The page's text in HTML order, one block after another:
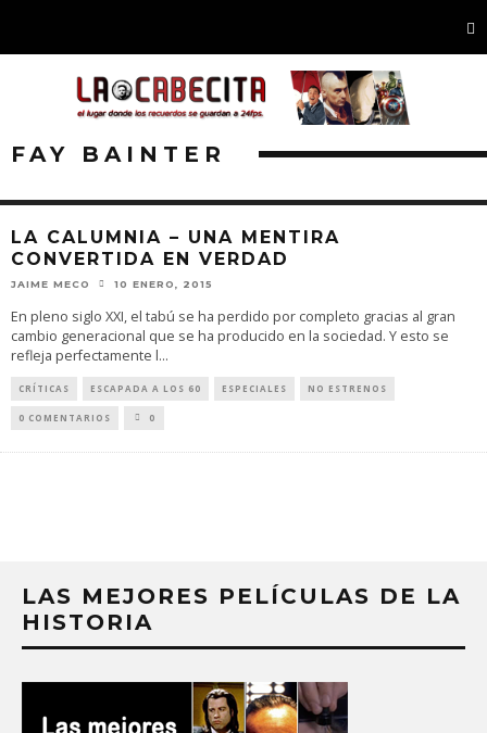
FAY BAINTER
LA CALUMNIA – UNA MENTIRA
CONVERTIDA EN VERDAD
JAIME MECO 10 ENERO, 2015
En pleno siglo XXI, el tabú se ha perdido por completo gracias al gran
cambio generacional que se ha producido en la sociedad. Y esto se
refleja perfectamente l...
CRÍTICAS ESCAPADA A LOS 60 ESPECIALES NO ESTRENOS
0 COMENTARIOS 0
LAS MEJORES PELÍCULAS DE LA
HISTORIA